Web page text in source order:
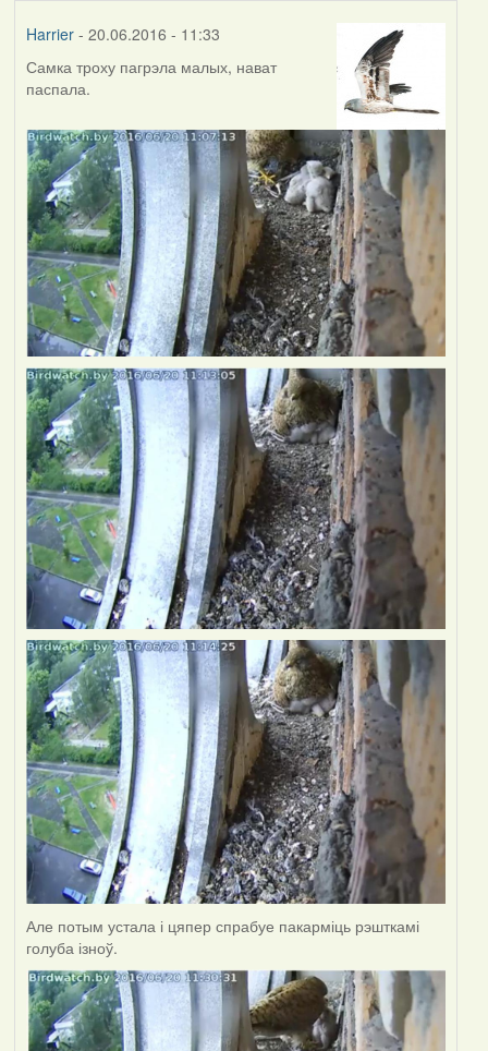
Harrier- 20.06.2016 - 11:33
Самка троху пагрэла малых, нават
паспала.
Але потым устала і цяпер спрабуе пакарміць рэшткамі
голуба ізноў.